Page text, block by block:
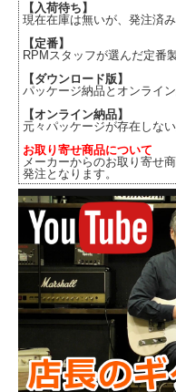
【入荷待ち】
現在在庫は無いが、発注済
【定番】
RPMスタッフが選んだ定番
【ダウンロード版】
パッケージ納品とオンライ
【オンライン納品】
元々パッケージが存在しな
お取り寄せ商品について
メーカーからのお取り寄せ
発注となります。